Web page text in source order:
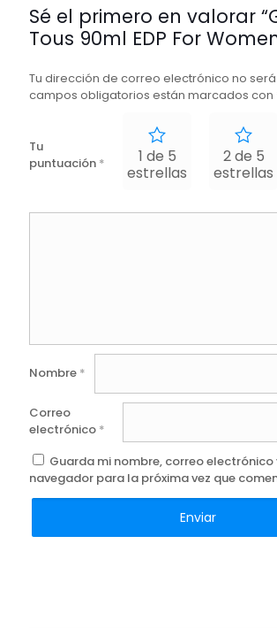
Sé el primero en valorar
Tous 90ml EDP For
Tu dirección de correo electrónico no
campos obligatorios están marcados con
Tu
puntuación *
1 de 5
estrellas
2 de 5
estrellas
Nombre *
Correo
electrónico *
Guarda mi nombre, correo electrónico
navegador para la próxima vez que